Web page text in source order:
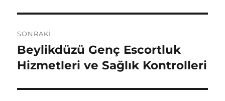
SONRAKI
Sonraki
yazı:
Beylikdüzü Genç Escortluk
Hizmetleri ve Sağlık Kontrolleri